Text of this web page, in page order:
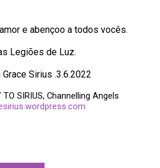
e abençoo a todos vocês.
Legiões de Luz.
Sirius .3.6.2022
TO SIRIUS, Channelling Angels